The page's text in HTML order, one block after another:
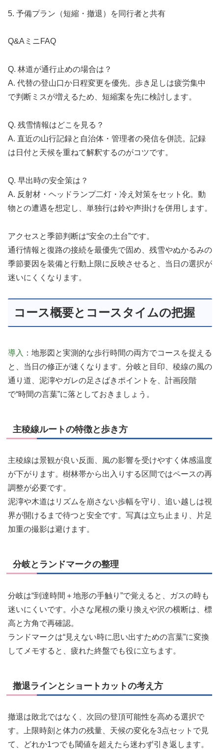
5. 予備プラン（短縮・撤退）を同行者と共有
Q&AミニFAQ
Q. 林道が通行止めの場合は？
A. 代替の登山口か日程変更を優先。歩き足しは疲労集中
で判断ミスが増えるため、短縮案を先に検討します。
Q. 残雪情報はどこを見る？
A. 直近の山行記録と自治体・管理者の発信を併読。記録
は日付と天候を重ねて解釈するのがコツです。
Q. 早出時の安全策は？
A. 反射材・ヘッドランプ二灯・冷え対策をセット化。動
物との遭遇を想定し、単独行は鈴や声掛けを併用します。
アクセスと季節判断は“安全の土台”です。
通行情報と復路の接続を最優先で固め、残雪やぬかるみの
季節要因を装備と行動上限に反映させると、当日の選択が
迷いにくくなります。
コース概要とコースタイムの把握
導入 ：地形図と実測的な歩行時間の両方でコースを捉える
と、当日の修正が速くなります。分岐と目印、稜線の風の
通り道、泥濘やガレの足さばきポイントを、計画段階
で“時間の言葉”に落としておきましょう。
主稜線ルートの特徴と歩き方
主稜線は景観が良い反面、風の影響を受けやすく体感温度
が下がります。樹林帯から出入りする区間ではペースの再
調整が必要です。
泥濘や木道はリズムを崩さない歩幅を守り、追い越しは視
界が開けるまで待つと安全です。写真は立ち止まり、片足
加重の撮影は避けます。
分岐とランドマークの整理
分岐は“到達時間＋地形の手触り”で覚えると、ガスの時も
迷いにくいです。小さな尾根の乗り換えや沢の横断は、標
高と方角で再確認。
ランドマークは“見えない時に思い出すための言葉”に変換
してメモすると、疲れた終盤でも役に立ちます。
撤退ラインとショートカットの考え方
撤退は敗北ではなく、次回の登頂可能性を高める選択で
す。上限時刻と体力の残量、天候の変化を3点セットで見
て、どれか1つでも閾値を超えたら迷わず引き返します。